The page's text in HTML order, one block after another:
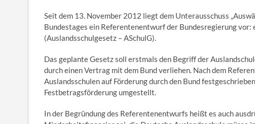
Seit dem 13. November 2012 liegt dem Unterausschuss
Bundestages ein Referentenentwurf der Bundesregierung vor:
(Auslandsschulgesetz – ASchulG).
Das geplante Gesetz soll erstmals den Begriff der
durch einen Vertrag mit dem Bund verliehen. Nach dem
Auslandsschulen auf Förderung durch den Bund
Festbetragsförderung umgestellt.
In der Begründung des Referentenentwurfs heißt es auch